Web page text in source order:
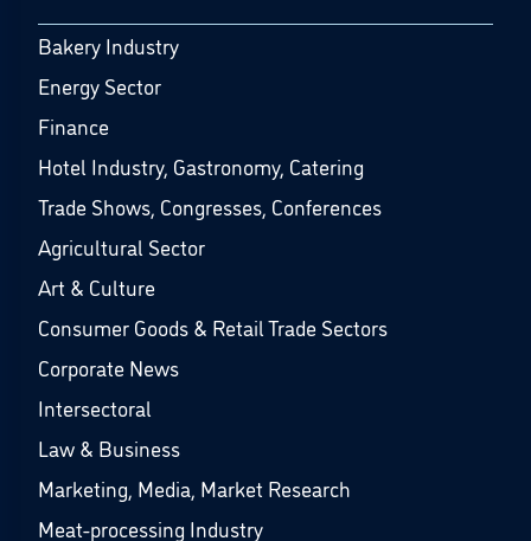
Bakery Industry
Energy Sector
Finance
Hotel Industry, Gastronomy, Catering
Trade Shows, Congresses, Conferences
Agricultural Sector
Art & Culture
Consumer Goods & Retail Trade Sectors
Corporate News
Intersectoral
Law & Business
Marketing, Media, Market Research
Meat-processing Industry